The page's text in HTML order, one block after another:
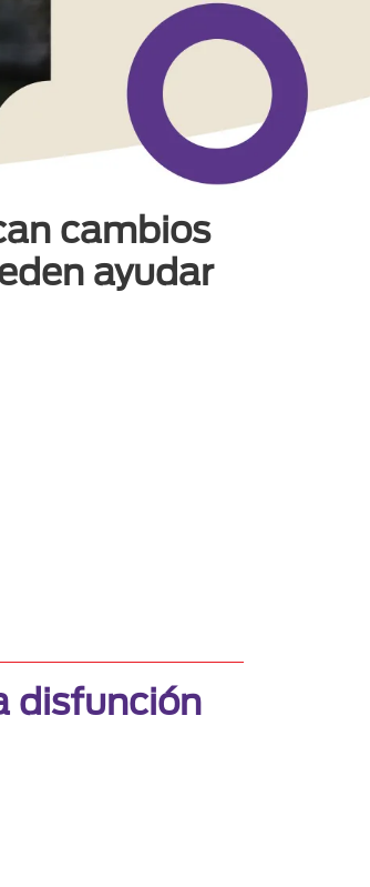
cambios
ayudar
disfunción